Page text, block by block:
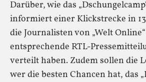
Darüber, wie das
informiert einer Klickstrecke in
die Journalisten von „Welt
entsprechende RTL-
verteilt haben. Zudem sollen die
wer die besten Chancen hat, das